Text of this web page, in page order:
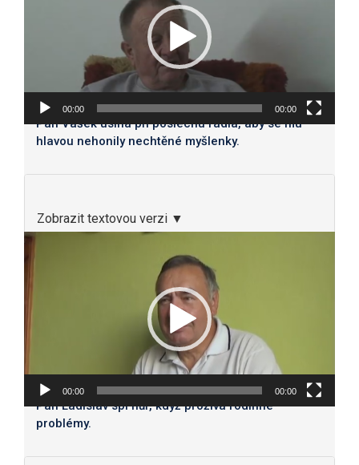
00:00 00:00
Pan Vašek usíná při poslechu rádia, aby se mu
hlavou nehonily nechtěné myšlenky.
Zobrazit textovou verzi ▼
Video
přehrávač
00:00 00:00
Pan Ladislav spí hůř, když prožívá rodinné
problémy.